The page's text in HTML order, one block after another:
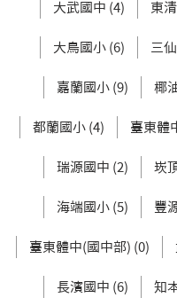
大武國中 (4) 東
大鳥國小 (6) 三
嘉蘭國小 (9) 椰
都蘭國小 (4) 臺東體
瑞源國中 (2) 崁
海端國小 (5) 豐
臺東體中(國中部) (0)
長濱國中 (6) 知